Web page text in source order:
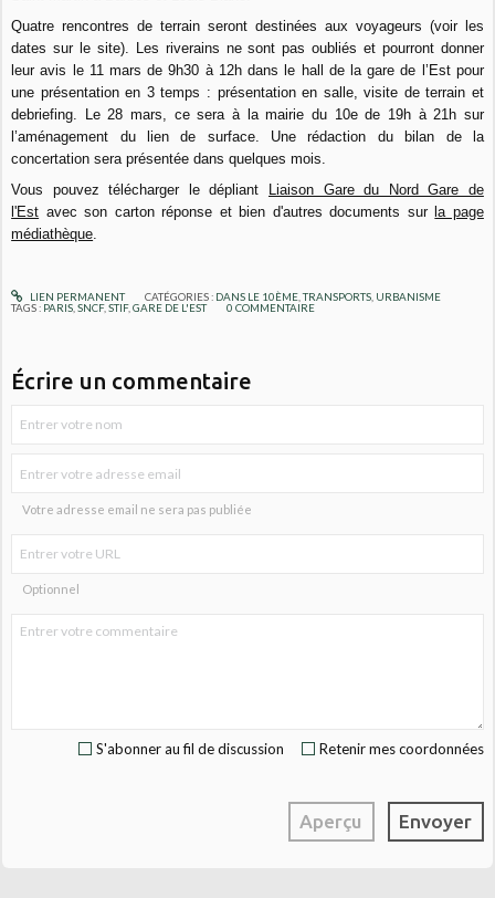
Quatre rencontres de terrain seront destinées aux voyageurs (voir les
dates sur le site). Les riverains ne sont pas oubliés et pourront donner
leur avis le 11 mars de 9h30 à 12h dans le hall de la gare de l’Est pour
une présentation en 3 temps : présentation en salle, visite de terrain et
debriefing. Le 28 mars, ce sera à la mairie du 10e de 19h à 21h sur
l’aménagement du lien de surface. Une rédaction du bilan de la
concertation sera présentée dans quelques mois.
Vous pouvez télécharger le dépliant
Liaison Gare du Nord Gare de
l'Est avec son carton réponse et bien d'autres documents sur la page
médiathèque.
LIEN PERMANENT CATÉGORIES : DANS LE 10ÈME,TRANSPORTS, URBANISME
TAGS : PARIS ,SNCF,STIF,GARE DE L'EST 0 COMMENTAIRE
Écrire un commentaire
Votre adresse email ne sera pas publiée
Optionnel
Retenir mes coordonnées
S'abonner au fil de discussion